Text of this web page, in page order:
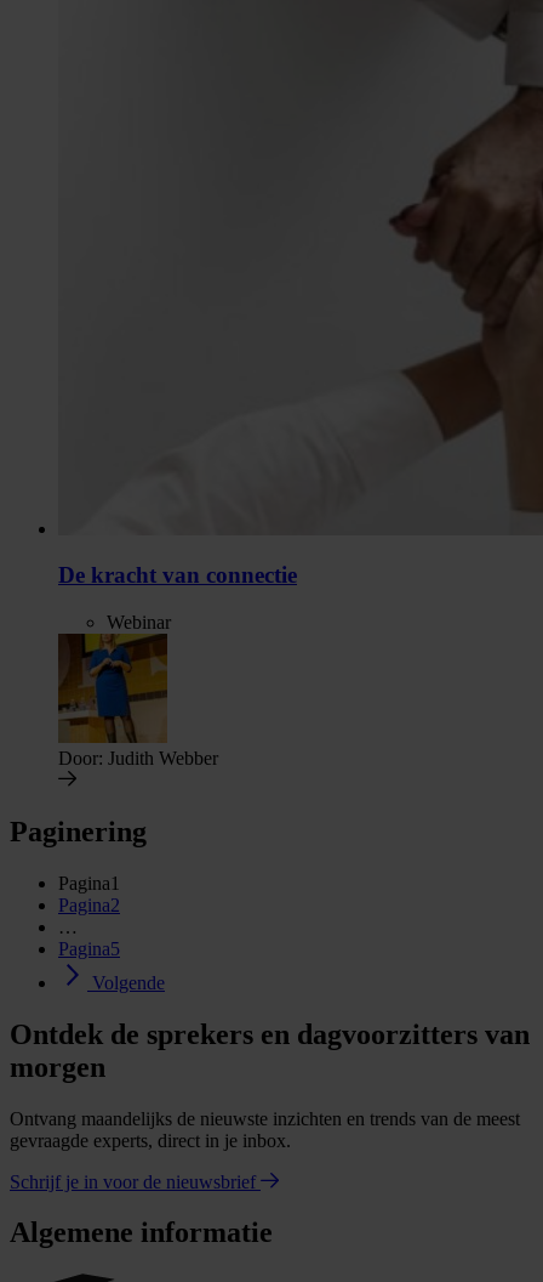
De kracht van connectie
Webinar
Door: Judith Webber
Paginering
Pagina1
Pagina2
…
Pagina5
Volgende
Ontdek de sprekers en dagvoorzitters van
morgen
Ontvang maandelijks de nieuwste inzichten en trends van de meest
gevraagde experts, direct in je inbox.
Schrijf je in voor de nieuwsbrief
Algemene informatie